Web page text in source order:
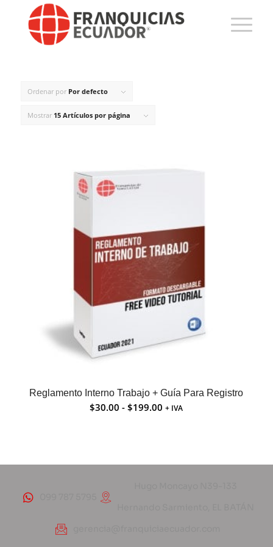
Ordenar por Por defecto
Mostrar 15 Artículos por página
Reglamento Interno Trabajo + Guía Para Registro
$30.00 - $199.00 + IVA